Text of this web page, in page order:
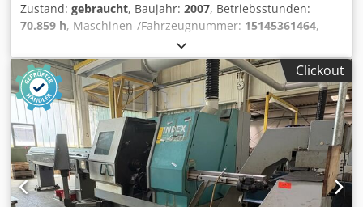
Zustand: gebraucht, Baujahr: 2007, Betriebsstunden:
70.859 h, Maschinen-/Fahrzeugnummer: 15145361464,
Verfahrwege (X/Y/Z): 3.600/920/820 mm, mit B-Achse und
integriertem NC-Tisch, Spindeldrehzahl max.: 18.000
U/min., Werkzeugaufnahme HJSK-A63, 30-fach
Werkzeugwechsler, Pendelbearbeitung, Steuerung
SIEMENS Sinumerik 840 D Powerline, Späneförderer,
Emulsionsabscheider, Infrarot-Messtaster,
Bohremulsion/Schmierstoffe müssen vom Kunden
fachgerecht abgesaugt und entsorgt werden. Cjdpfjzqy
Umex Aizerf
Clickout